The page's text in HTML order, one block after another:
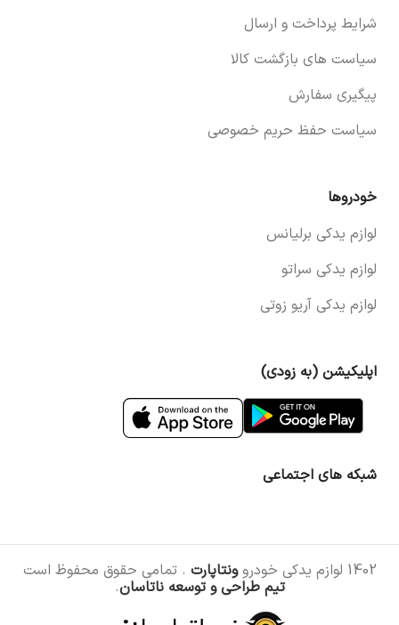
شرایط پرداخت و ارسال
سیاست های بازگشت کالا
پیگیری سفارش
سیاست حفظ حریم خصوصی
خودروها
لوازم یدکی برلیانس
لوازم یدکی سراتو
لوازم یدکی آریو زوتی
اپلیکیشن (به زودی)
شبکه های اجتماعی
1402 لوازم یدکی خودرو ونتاپارت . تمامی حقوق محفوظ است
تیم طراحی و توسعه ناتاسان.